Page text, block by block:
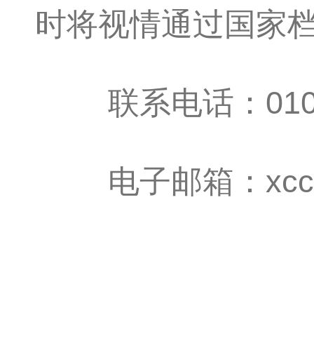
时将视情通过国家
联系电话：
电子邮箱：